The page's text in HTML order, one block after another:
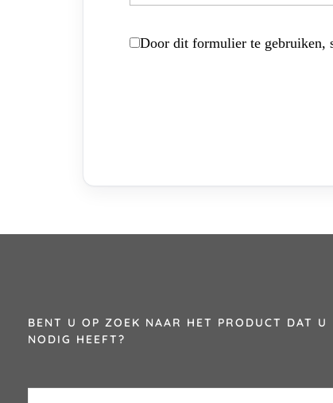
Door dit formulier te gebruiken,
BENT U OP ZOEK NAAR HET PRODUCT DAT U
NODIG HEEFT?